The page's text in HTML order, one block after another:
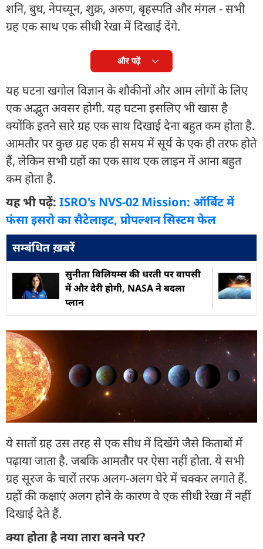
शनि, बुध, नेपच्यून, शुक्र, अरुण, बृहस्पति और मंगल - सभी
ग्रह एक साथ एक सीधी रेखा में दिखाई देंगे.
और पढ़ें
यह घटना खगोल विज्ञान के शौकीनों और आम लोगों के लिए
एक अद्भुत अवसर होगी. यह घटना इसलिए भी खास है
क्योंकि इतने सारे ग्रह एक साथ दिखाई देना बहुत कम होता है.
आमतौर पर कुछ ग्रह एक ही समय में सूर्य के एक ही तरफ होते
हैं, लेकिन सभी ग्रहों का एक साथ एक लाइन में आना बहुत
कम होता है.
यह भी पढ़ें: ISRO's NVS-02 Mission: ऑर्बिट में
फंसा इसरो का सैटेलाइट, प्रोपल्शन सिस्टम फेल
सम्बंधित ख़बरें
सुनीता विलियम्स की धरती पर वापसी
में और देरी होगी, NASA ने बदला
प्लान
ये सातों ग्रह उस तरह से एक सीध में दिखेंगे जैसे किताबों में
पढ़ाया जाता है. जबकि आमतौर पर ऐसा नहीं होता. ये सभी
ग्रह सूरज के चारों तरफ अलग-अलग घेरे में चक्कर लगाते हैं.
ग्रहों की कक्षाएं अलग होने के कारण वे एक सीधी रेखा में नहीं
दिखाई देते हैं.
क्या होता है नया तारा बनने पर?